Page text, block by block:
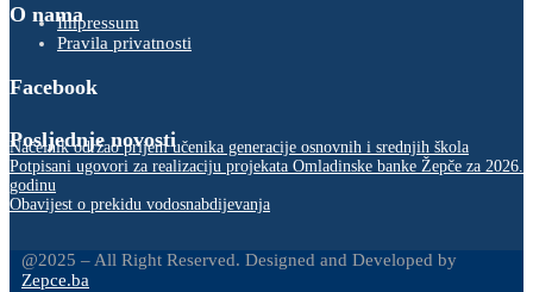
O namaImpressum
Pravila privatnosti
Facebook
Posljednje novosti
Načelnik održao prijem učenika generacije osnovnih i srednjih škola
Potpisani ugovori za realizaciju projekata Omladinske banke Žepče za 2026.
godinu
Obavijest o prekidu vodosnabdijevanja
@2025 – All Right Reserved. Designed and Developed by
Zepce.ba